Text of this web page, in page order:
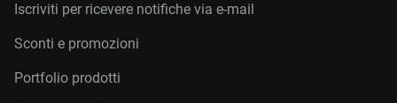
Iscriviti per ricevere notifiche via e-mail
Sconti e promozioni
Portfolio prodotti